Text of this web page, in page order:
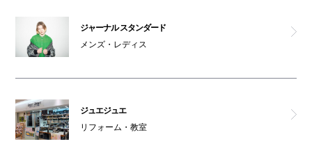
ジャーナル スタンダード
メンズ・レディス
ジュエジュエ
リフォーム・教室